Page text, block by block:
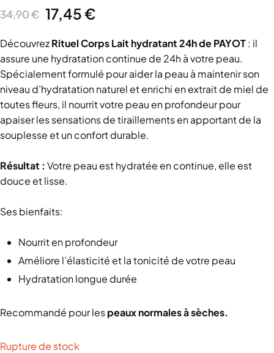
34,90€ 17,45€
DécouvrezRituel Corps Lait hydratant 24h de PAYOT: il
assure une hydratation continue de 24h à votre peau.
Spécialement formulé pour aider la peau à maintenir son
niveau d’hydratation naturel et enrichi en extrait de miel de
toutes fleurs, il nourrit votre peau en profondeur pour
apaiser les sensations de tiraillements en apportant de la
souplesse et un confort durable.
Résultat : Votre peau est hydratée en continue, elle est
douce et lisse.
Ses bienfaits:
Nourrit en profondeur
Améliore l’élasticité et la tonicité de votre peau
Hydratation longue durée
Recommandé pour lespeaux normales à sèches.
Rupture de stock